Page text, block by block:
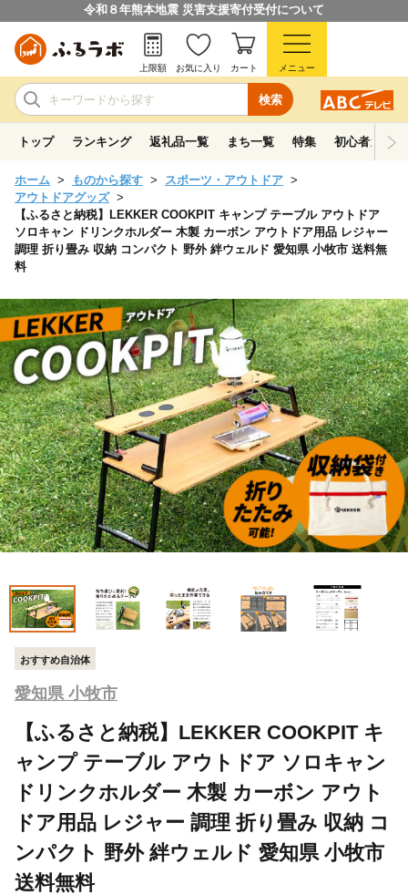
令和８年熊本地震 災害支援寄付受付について
検索
上限額 お気に入り カート メニュー
トップ ランキング 返礼品一覧 まち一覧 特集 初心者ガイド
ホーム ものから探す
スポーツ・アウトドア
アウトドアグッズ
【ふるさと納税】LEKKER COOKPIT キャンプ テーブル アウトドア
ソロキャン ドリンクホルダー 木製 カーボン アウトドア用品 レジャー
調理 折り畳み 収納 コンパクト 野外 絆ウェルド 愛知県 小牧市 送料無
料
おすすめ自治体
愛知県 小牧市
【ふるさと納税】LEKKER COOKPIT キ
ャンプ テーブル アウトドア ソロキャン
ドリンクホルダー 木製 カーボン アウト
ドア用品 レジャー 調理 折り畳み 収納 コ
ンパクト 野外 絆ウェルド 愛知県 小牧市
送料無料